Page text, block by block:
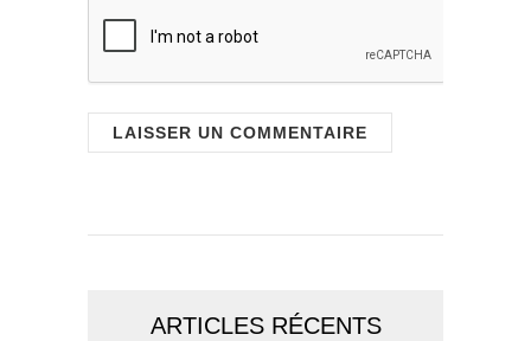
ARTICLES RÉCENTS